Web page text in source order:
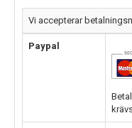
Vi accepterar
Paypal